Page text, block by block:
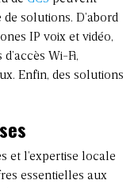
solutions. D’abord
IP voix et vidéo,
Wi-Fi,
Enfin, des solutions
et l’expertise locale
essentielles aux